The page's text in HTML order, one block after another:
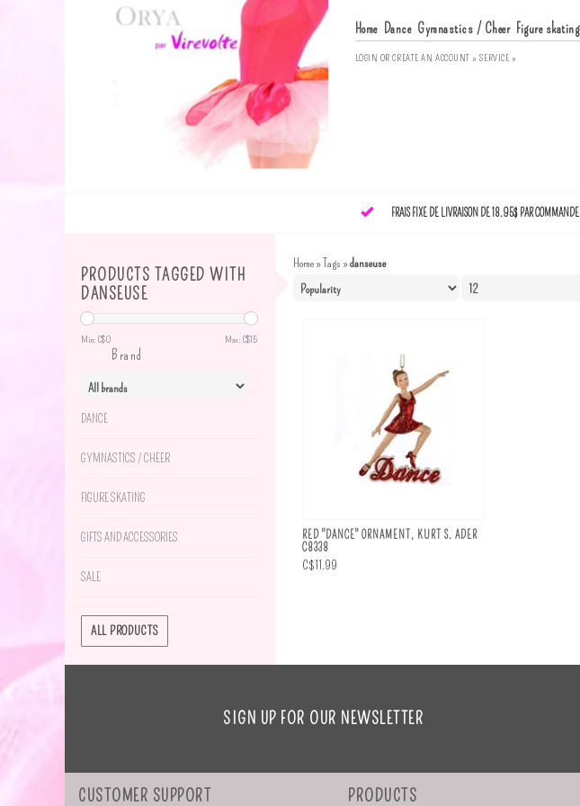
Home Dance Gymnastics / Cheer Figure skating
LOGIN ORCREATE AN ACCOUNT » SERVICE »
FRAIS FIXE DE LIVRAISON DE 18.95$ PAR COMMANDE
PRODUCTS TAGGED WITH
DANSEUSE
Min: C$0 Max: C$15
Brand
DANCE
GYMNASTICS / CHEER
FIGURE SKATING
GIFTS AND ACCESSORIES
SALE
ALL PRODUCTS
Home»Tags »danseuse
RED "DANCE" ORNAMENT, KURT S. ADER
C8338
C$11.99
SIGN UP FOR OUR NEWSLETTER
CUSTOMER SUPPORT PRODUCTS